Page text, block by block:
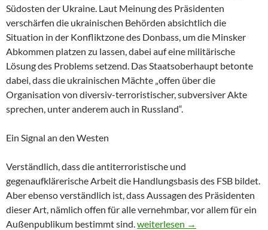
Südosten der Ukraine. Laut Meinung des Präsidenten
verschärfen die ukrainischen Behörden absichtlich die
Situation in der Konfliktzone des Donbass, um die Minsker
Abkommen platzen zu lassen, dabei auf eine militärische
Lösung des Problems setzend. Das Staatsoberhaupt betonte
dabei, dass die ukrainischen Mächte „offen über die
Organisation von diversiv-terroristischer, subversiver Akte
sprechen, unter anderem auch in Russland“.
Ein Signal an den Westen
Verständlich, dass die antiterroristische und
gegenaufklärerische Arbeit die Handlungsbasis des FSB bildet.
Aber ebenso verständlich ist, dass Aussagen des Präsidenten
dieser Art, nämlich offen für alle vernehmbar, vor allem für ein
Außenpublikum bestimmt sind.R.I. – Kiew dreht durch: Vor
weiterlesen →